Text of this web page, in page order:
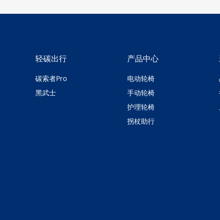
轻碳出行
碳索者Pro
黑武士
产品中心
电动轮椅
手动轮椅
护理轮椅
拐杖助行